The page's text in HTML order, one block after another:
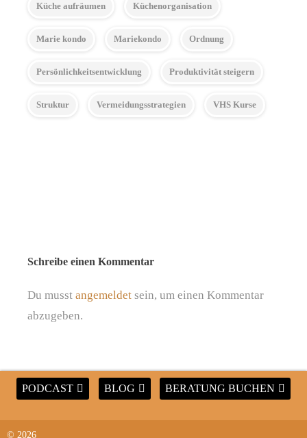
Küche aufräumen Küchenorganisation
Marie kondo Mariekondo Ordnung
Persönlichkeitsentwicklung Produktivität steigern
Struktur Vermeidungsstrategien VHS Kurse
Schreibe einen Kommentar
Du musst angemeldet sein, um einen Kommentar
abzugeben.
PODCAST BLOG BERATUNG BUCHEN
© 2026